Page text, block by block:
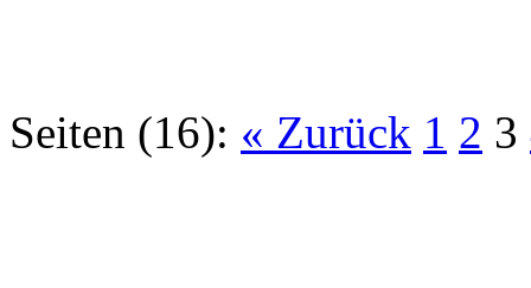
Seiten (16): « Zurück 1 2 3